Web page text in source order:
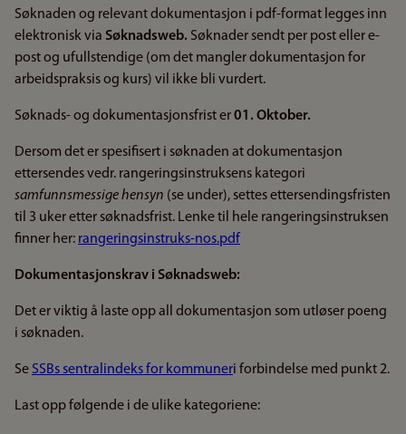
Søknaden og relevant dokumentasjon i pdf-format legges inn
elektronisk via Søknadsweb. Søknader sendt per post eller e-
post og ufullstendige (om det mangler dokumentasjon for
arbeidspraksis og kurs) vil ikke bli vurdert.
Søknads- og dokumentasjonsfrist er01. Oktober.
Dersom det er spesifisert i søknaden at dokumentasjon
ettersendes vedr. rangeringsinstruksens kategori
samfunnsmessige hensyn (se under), settes ettersendingsfristen
til 3 uker etter søknadsfrist. Lenke til hele rangeringsinstruksen
finner her: rangeringsinstruks-nos.pdf
Dokumentasjonskrav i Søknadsweb:
Det er viktig å laste opp all dokumentasjon som utløser poeng
i søknaden.
Se SSBs sentralindeks for kommuneri forbindelse med punkt 2.
Last opp følgende i de ulike kategoriene: